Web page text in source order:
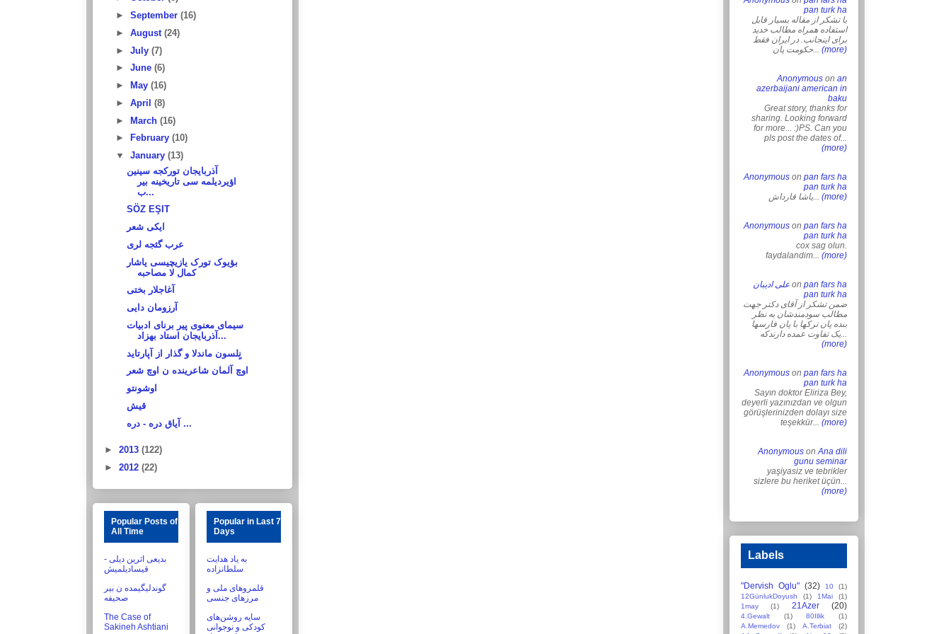
► September (16)
► August (24)
► July (7)
► June (6)
►
May (16)
► April (8)
► March (16)
►
February (10)
▼ January (13)
آذربایجان تورکجه سینین
اؤیردیلمه سی تاریخینه بیر
ب...
SÖZ EŞIT
ایکی شعر
عرب گئجه لری
بؤیوک تورک یازیچیسی یاشار
کمال لا مصاحبه
آغاجلار بختی
آرزومان دایی
سیمای معنوی پیر برنای ادبیات
آذربایجان استاد بهزاد...
نٍلسون ماندلا و گذار از آپارتاید
اوچ آلمان شاعرینده ن اوچ شعر
اوشونتو
قیش
آیاق دره - دره ...
► 2013 (122)
► 2012 (22)
Popular Posts of
All Time
بدیعی اثرین دیلی -
قیسادیلمیش
گوندلیگیمده ن بیر
صحیفه
The Case of
Sakineh Ashtiani
Popular in Last 7
Days
به یاد هدایت
سلطانزاده
قلمروهای ملی و
مرزهای جنسی
سایه روشن‌های
کودکی و نوجوانی
pan turk ha
با تشکر از مقاله بسیار قابل
استفاده همراه مطالب خدید
برای اینجانب. در ایران فقط
حکومت پان... (more)
Anonymous on an
azerbaijani american in
baku
Great story, thanks for
sharing. Looking forward
for more... :)PS. Can you
pls post the dates of...
(more)
Anonymous on pan fars ha
pan turk ha
یاشا قارداش... (more)
Anonymous on pan fars ha
pan turk ha
cox sag olun.
faydalandim... (more)
علی ادیبان on pan fars ha
pan turk ha
ضمن تشکر از آقای دکتر جهت
مطالب سودمندشان به نظر
بنده پان ترکها با پان فارسها
یک تفاوت عمده دارندکه...
(more)
Anonymous on pan fars ha
pan turk ha
Sayın doktor Eliriza Bey,
deyerli yazınızdan ve olgun
görüşlerinizden dolayı size
teşekkür... (more)
Anonymous onAna dili
gunu seminar
yaşiyasiz ve tebrikler
sizlere bu heriket üçün...
(more)
Labels
"Dervish Oglu" (32) 10
(1)
12GünlukDoyush
(1) 1Mai
(1)
1may
(1) 21Azer (20)
4.Gewalt (1) 80Illik
(1)
A.Memedov
(1) A.Terbiat
(2)